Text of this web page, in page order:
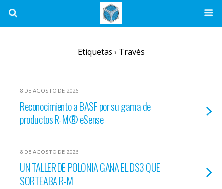
Etiquetas › Través
8 DE AGOSTO DE 2026
Reconocimiento a BASF por su gama de
productos R-M® eSense
8 DE AGOSTO DE 2026
UN TALLER DE POLONIA GANA EL DS3 QUE
SORTEABA R-M